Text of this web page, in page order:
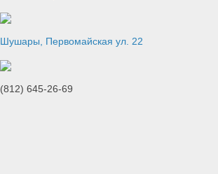
Шушары, Первомайская ул. 22
(812) 645-26-69